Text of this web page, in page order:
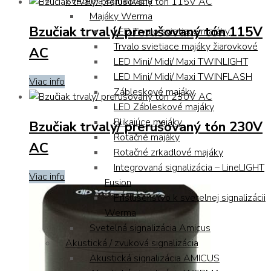
Majáky Werma
LED Trvalo svietiace majáky
Trvalo svietiace majáky žiarovkové
LED Mini/ Midi/ Maxi TWINLIGHT
LED Mini/ Midi/ Maxi TWINFLASH
Zábleskové majáky
LED Zábleskové majáky
Blikajúce majáky
Rotačné majáky
Rotačné zrkadlové majáky
Integrovaná signalizácia – LineLIGHT
Fusion
Príslušenstvo k svetelnej signalizácii
Werma
Svetelná signalizácia Amicus
Akustická / zvuková signalizácia
Akustická signalizácia AMICUS
Bzučiak trvalý/ prerušovaný tón 115V
AC
Viac info
Bzučiak trvalý/ prerušovaný tón 230V
AC
Viac info